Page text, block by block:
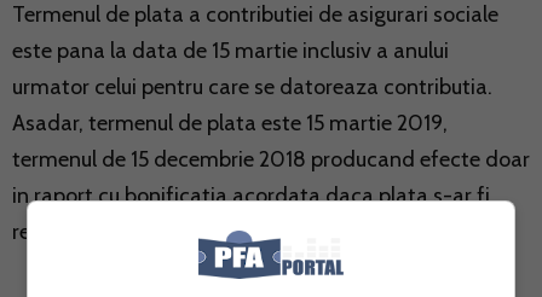
Termenul de plata a contributiei de asigurari sociale
este pana la data de 15 martie inclusiv a anului
urmator celui pentru care se datoreaza contributia.
Asadar, termenul de plata este 15 martie 2019,
termenul de 15 decembrie 2018 producand efecte doar
in raport cu bonificatia acordata daca plata s-ar fi
realizat pana la implinirea acestuia.